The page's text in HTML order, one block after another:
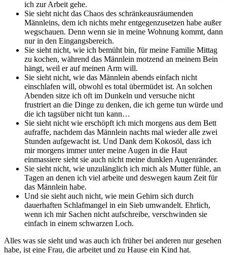
ich zur Arbeit gehe.
Sie sieht nicht das Chaos des schränkeausräumenden
Männleins, dem ich nichts mehr entgegenzusetzen habe außer
wegschauen. Denn wenn sie in meine Wohnung kommt, dann
nur in den Eingangsbereich.
Sie sieht nicht, wie ich bemüht bin, für meine Familie Mittag
zu kochen, während das Männlein motzend an meinem Bein
hängt, weil er auf meinen Arm will.
Sie sieht nicht, wie das Männlein abends einfach nicht
einschlafen will, obwohl es total übermüdet ist. An solchen
Abenden sitze ich oft im Dunkeln und versuche nicht
frustriert an die Dinge zu denken, die ich gerne tun würde und
die ich tagsüber nicht tun kann…
Sie sieht nicht wie erschöpft ich mich morgens aus dem Bett
aufraffe, nachdem das Männlein nachts mal wieder alle zwei
Stunden aufgewacht ist. Und Dank dem Kokosöl, dass ich
mir morgens immer unter meine Augen in die Haut
einmassiere sieht sie auch nicht meine dunklen Augenränder.
Sie sieht nicht, wie unzulänglich ich mich als Mutter fühle, an
Tagen an denen ich viel arbeite und deswegen kaum Zeit für
das Männlein habe.
Und sie sieht auch nicht, wie mein Gehirn sich durch
dauerhaften Schlafmangel in ein Sieb umwandelt. Ehrlich,
wenn ich mir Sachen nicht aufschreibe, verschwinden sie
einfach in einem schwarzen Loch.
Alles was sie sieht und was auch ich früher bei anderen nur gesehen
habe, ist eine Frau, die arbeitet und zu Hause ein Kind hat.